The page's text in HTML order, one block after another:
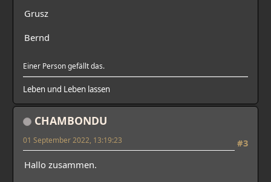
Grusz
Bernd
Einer Person gefällt das.
Leben und Leben lassen
CHAMBONDU
#3
01 September 2022, 13:19:23
Hallo zusammen.